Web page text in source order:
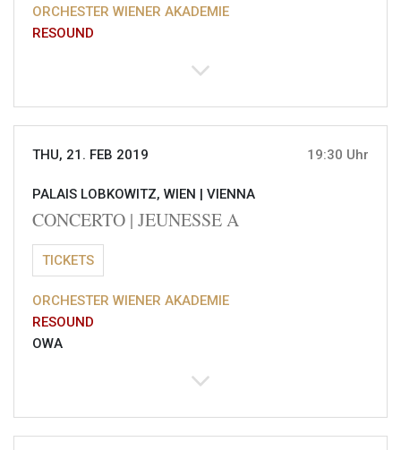
ORCHESTER WIENER AKADEMIE
RESOUND
THU, 21. FEB 2019 19:30 Uhr
PALAIS LOBKOWITZ, WIEN | VIENNA
CONCERTO | JEUNESSE A
TICKETS
ORCHESTER WIENER AKADEMIE
RESOUND
OWA